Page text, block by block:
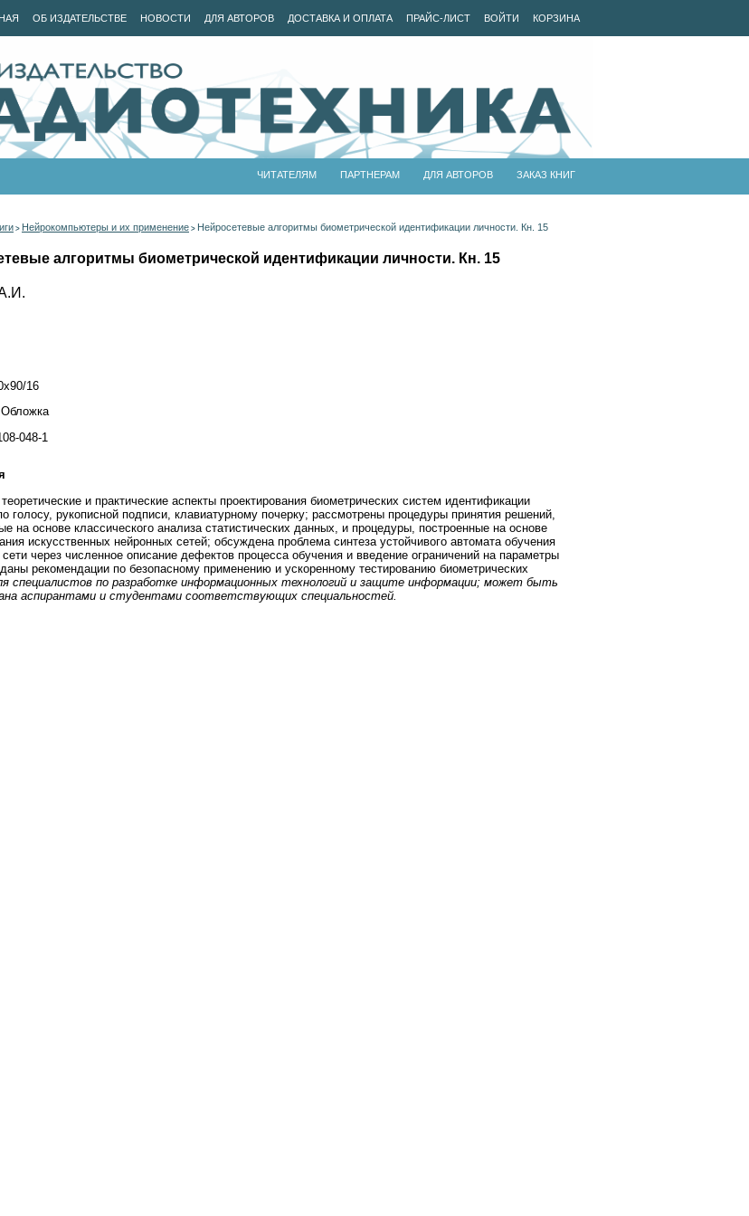
ОБ ИЗДАТЕЛЬСТВЕ НОВОСТИ ДЛЯ АВТОРОВ ДОСТАВКА И ОПЛАТА ПРАЙС-ЛИСТ ВОЙТИ КОРЗИНА
ЧИТАТЕЛЯМ ПАРТНЕРАМ ДЛЯ АВТОРОВ ЗАКАЗ КНИГ
> Нейрокомпьютеры и их применение > Нейросетевые алгоритмы биометрической идентификации личности. Кн. 15
алгоритмы биометрической идентификации личности. Кн. 15
16
Обложка
048-1
и практические аспекты проектирования биометрических систем идентификации
голосу, рукописной подписи, клавиатурному почерку; рассмотрены процедуры принятия решений,
на основе классического анализа статистических данных, и процедуры, построенные на основе
искусственных нейронных сетей; обсуждена проблема синтеза устойчивого автомата обучения
через численное описание дефектов процесса обучения и введение ограничений на параметры
рекомендации по безопасному применению и ускоренному тестированию биометрических
специалистов по разработке информационных технологий и защите информации; может быть
аспирантами и студентами соответствующих специальностей.